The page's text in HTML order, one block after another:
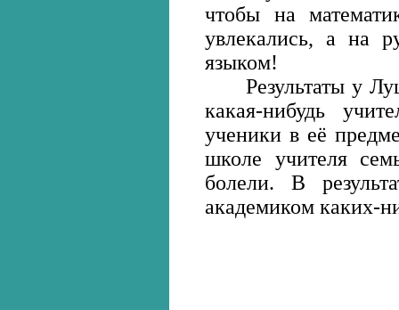
чтобы на
увлекались, а на
языком!
Результаты у
какая-нибудь
ученики в её
школе учителя
болели. В
академиком каких-